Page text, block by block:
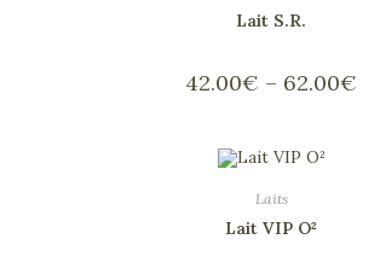
Lait S.R.
42.00€ – 62.00€
Laits
Lait VIP O²